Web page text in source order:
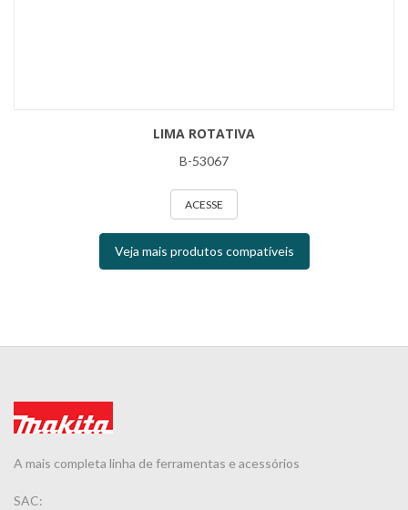
LIMA ROTATIVA
B-53067
ACESSE
Veja mais produtos compatíveis
A mais completa linha de ferramentas e acessórios
SAC: